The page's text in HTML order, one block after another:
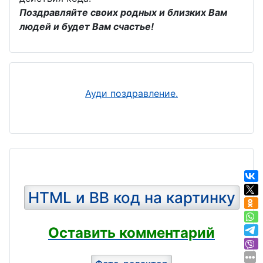
День сисадмина
речного флота
День рыбака
День ППС
День финансиста
железнодорожник
День строителя
День ОМОНа
День психиатра
анестезиолога
Поздравляйте своих родных и близких Вам
людей и будет Вам счастье!
Ауди поздравление.
HTML и BB код на картинку
Оставить комментарий